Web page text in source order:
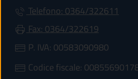
Telefono: 0364/322611
Fax: 0364/322619
P. IVA: 00583090980
Codice fiscale: